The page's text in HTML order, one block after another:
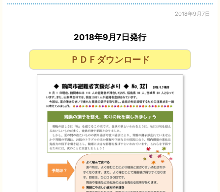
2018年9月7日
2018年9月7日発行
ＰＤＦダウンロード